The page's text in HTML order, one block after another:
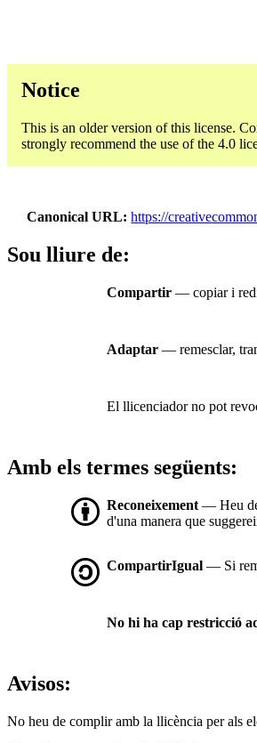
Notice
This is an older version of this license.
strongly recommend the use of the 4.0
Canonical URL https://
Sou lliure de:
Compartir — copiar i
Adaptar — remesclar,
El llicenciador no pot
Amb els termes següents:
Reconeixement — Heu
d'una manera que
CompartirIgual — Si
No hi ha cap restricció
Avisos:
No heu de complir amb la llicència per als